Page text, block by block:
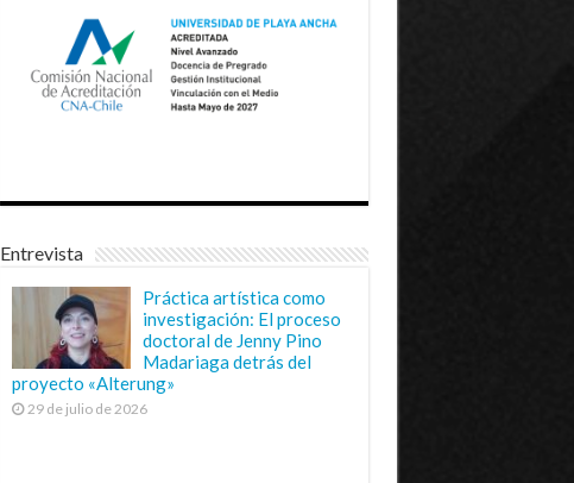
Entrevista
Práctica artística como
investigación: El proceso
doctoral de Jenny Pino
Madariaga detrás del
proyecto «Alterung»
29 de julio de 2026